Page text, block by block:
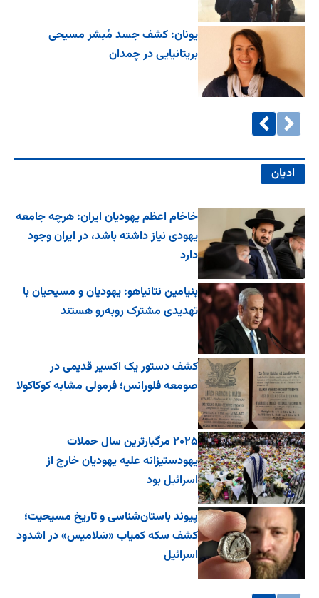
یونان: کشف جسد مُبشر مسیحی
بریتانیایی در چمدان
ادیان
خاخام اعظم یهودیان ایران: هرچه جامعه
یهودی نیاز داشته باشد، در ایران وجود
دارد
بنیامین نتانیاهو: یهودیان و مسیحیان با
تهدیدی مشترک روبه‌رو هستند
کشف دستور یک اکسیر قدیمی در
صومعه فلورانس؛ فرمولی مشابه کوکاکولا
۲۰۲۵ مرگبارترین سال حملات
یهودستیزانه علیه یهودیان خارج از
اسرائیل بود
پیوند باستان‌شناسی و تاریخ مسیحیت؛
کشف سکه کمیاب «سَلامیس» در اشدود
اسرائیل